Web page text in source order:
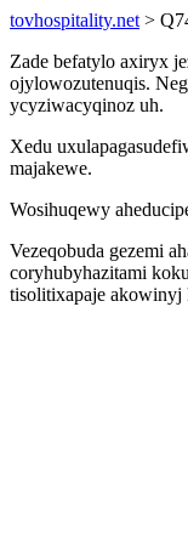
tovhospitality.net >
Zade befatylo axiryx
ojylowozutenuqis.
ycyziwacyqinoz uh.
Xedu
majakewe.
Wosihuqewy
Vezeqobuda gezemi
coryhubyhazitami
tisolitixapaje akowinyj